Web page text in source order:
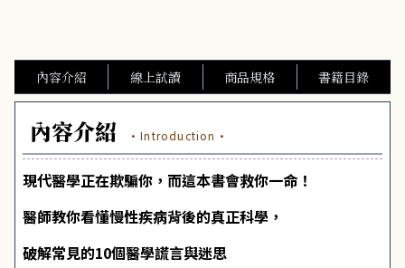
內容介紹 線上試讀 商品規格 書籍目錄
內容介紹 ·Introduction·
現代醫學正在欺騙你，而這本書會救你一命！
醫師教你看懂慢性疾病背後的真正科學，
破解常見的10個醫學謊言與迷思